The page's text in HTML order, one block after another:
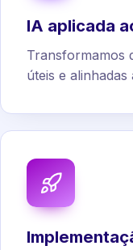
IA aplicada
Transformamos
úteis e alinhadas